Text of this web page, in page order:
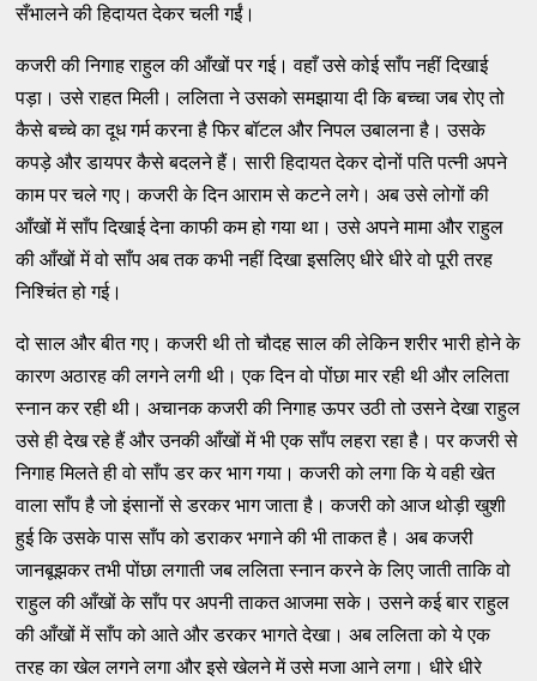
सँभालने की हिदायत देकर चली गईं।
कजरी की निगाह राहुल की आँखों पर गई। वहाँ उसे कोई साँप नहीं दिखाई
पड़ा। उसे राहत मिली। ललिता ने उसको समझाया दी कि बच्चा जब रोए तो
कैसे बच्चे का दूध गर्म करना है फिर बॉटल और निपल उबालना है। उसके
कपड़े और डायपर कैसे बदलने हैं। सारी हिदायत देकर दोनों पति पत्नी अपने
काम पर चले गए। कजरी के दिन आराम से कटने लगे। अब उसे लोगों की
आँखों में साँप दिखाई देना काफी कम हो गया था। उसे अपने मामा और राहुल
की आँखों में वो साँप अब तक कभी नहीं दिखा इसलिए धीरे धीरे वो पूरी तरह
निश्चिंत हो गई।
दो साल और बीत गए। कजरी थी तो चौदह साल की लेकिन शरीर भारी होने के
कारण अठारह की लगने लगी थी। एक दिन वो पोंछा मार रही थी और ललिता
स्नान कर रही थी। अचानक कजरी की निगाह ऊपर उठी तो उसने देखा राहुल
उसे ही देख रहे हैं और उनकी आँखों में भी एक साँप लहरा रहा है। पर कजरी से
निगाह मिलते ही वो साँप डर कर भाग गया। कजरी को लगा कि ये वही खेत
वाला साँप है जो इंसानों से डरकर भाग जाता है। कजरी को आज थोड़ी खुशी
हुई कि उसके पास साँप को डराकर भगाने की भी ताकत है। अब कजरी
जानबूझकर तभी पोंछा लगाती जब ललिता स्नान करने के लिए जाती ताकि वो
राहुल की आँखों के साँप पर अपनी ताकत आजमा सके। उसने कई बार राहुल
की आँखों में साँप को आते और डरकर भागते देखा। अब ललिता को ये एक
तरह का खेल लगने लगा और इसे खेलने में उसे मजा आने लगा। धीरे धीरे